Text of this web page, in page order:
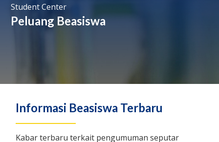
Student Center
Peluang Beasiswa
Informasi Beasiswa Terbaru
Kabar terbaru terkait pengumuman seputar